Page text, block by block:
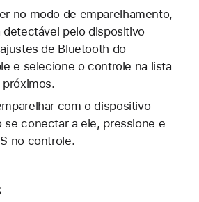
no modo de emparelhamento,
pelo dispositivo
de Bluetooth do
e selecione o controle na lista
com o dispositivo
se conectar a ele, pressione e
no controle.